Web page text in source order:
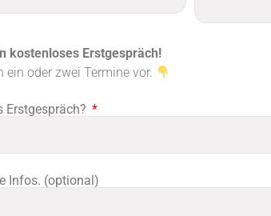
kostenloses Erstgespräch!
ein oder zwei Termine vor.
Erstgespräch?
Infos. (optional)